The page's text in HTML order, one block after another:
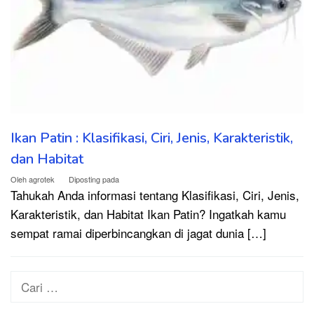
Ikan Patin : Klasifikasi, Ciri, Jenis, Karakteristik,
dan Habitat
Olehagrotek Diposting pada
Tahukah Anda informasi tentang Klasifikasi, Ciri, Jenis,
Karakteristik, dan Habitat Ikan Patin? Ingatkah kamu
sempat ramai diperbincangkan di jagat dunia […]
Cari